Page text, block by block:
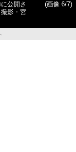
公開さ
影・宮
(画像 6/7)